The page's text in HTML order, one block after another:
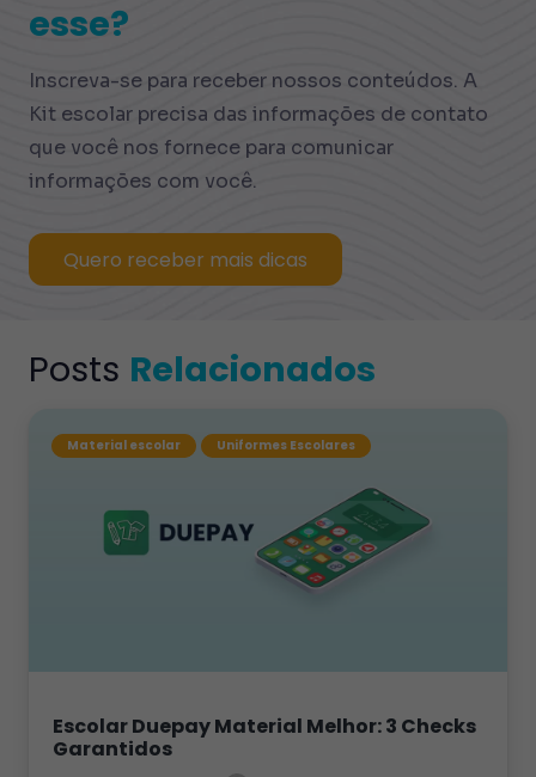
esse?
Inscreva-se para receber nossos conteúdos. A
Kit escolar precisa das informações de contato
que você nos fornece para comunicar
informações com você.
Quero receber mais dicas
Posts Relacionados
Material escolar Uniformes Escolares
Escolar Duepay Material Melhor: 3 Checks
Garantidos